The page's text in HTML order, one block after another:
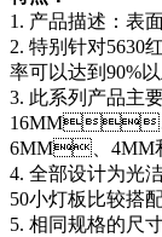
1. 产品描述：表
2. 特别针对5630红
率可以达到90%以
3. 此系列产品主要
16MM
6MM、4MM和
4. 全部设计为光洁面
50小灯板比较搭配
5. 相同规格的尺寸角度